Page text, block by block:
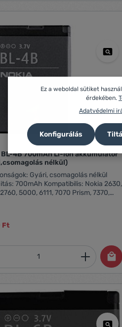
BL-4B 700mAh Li-ion akkumulátor
nélkül)
csomagolás nélkül
700mAh Kompatibilis: Nokia 2630,
5000, 6111, 7070 Prism, 7370,
Ft
Adja
Ez a weboldal sütiket
érdekében.
Adatvédelmi
Konfigurálás